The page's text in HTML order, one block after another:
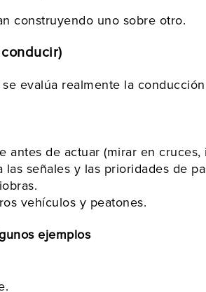
construyendo uno sobre otro.
evalúa realmente la
antes de actuar (mirar en
señales y las prioridades de
vehículos y peatones.
ejemplos